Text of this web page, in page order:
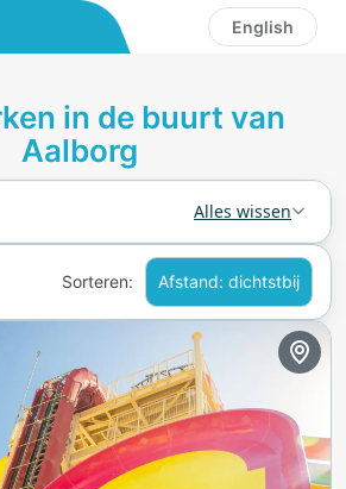
English
in de buurt van
Aalborg
Alles wissen
Sorteren: Afstand: dichtstbij